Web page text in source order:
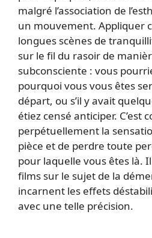
malgré l’association de
un mouvement. Appliquer
longues scènes de
sur le fil du rasoir de
subconsciente : vous
pourquoi vous vous êtes
départ, ou s’il y avait
étiez censé anticiper. C’est
perpétuellement la
pièce et de perdre toute
pour laquelle vous êtes là.
films sur le sujet de la
incarnent les effets
avec une telle précision.